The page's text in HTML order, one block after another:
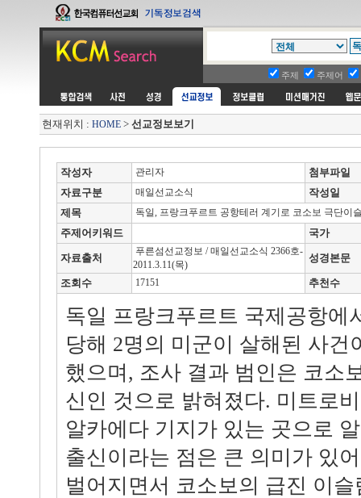
주제 주제어
현재위치 : HOME > 선교정보보기
작성자 관리자
첨부파일
자료구분
매일선교소식
작성일
제목
독일, 프랑크푸르트 공항테러 계기로 코소보 극단이
주제어키워드 국가
자료출처
푸른섬선교정보 / 매일선교소식 2366호-
2011.3.11(목)
성경본문
조회수 17151 추천수
독일 프랑크푸르트 국제공항에
당해 2명의 미군이 살해된 사건
했으며, 조사 결과 범인은 코소
신인 것으로 밝혀졌다. 미트로
알카에다 기지가 있는 곳으로
출신이라는 점은 큰 의미가 있
벌어지면서 코소보의 급진 이